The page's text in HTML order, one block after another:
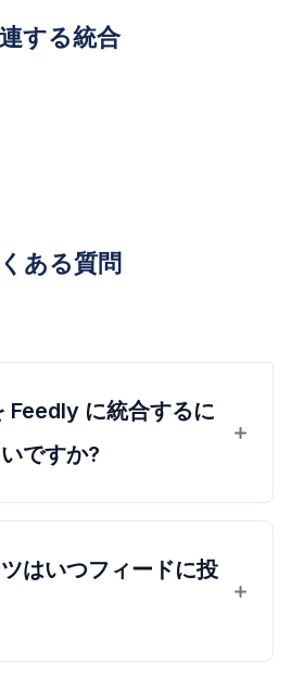
する統合
ある質問
Feedly に統合するに
ですか?
はいつフィードに投